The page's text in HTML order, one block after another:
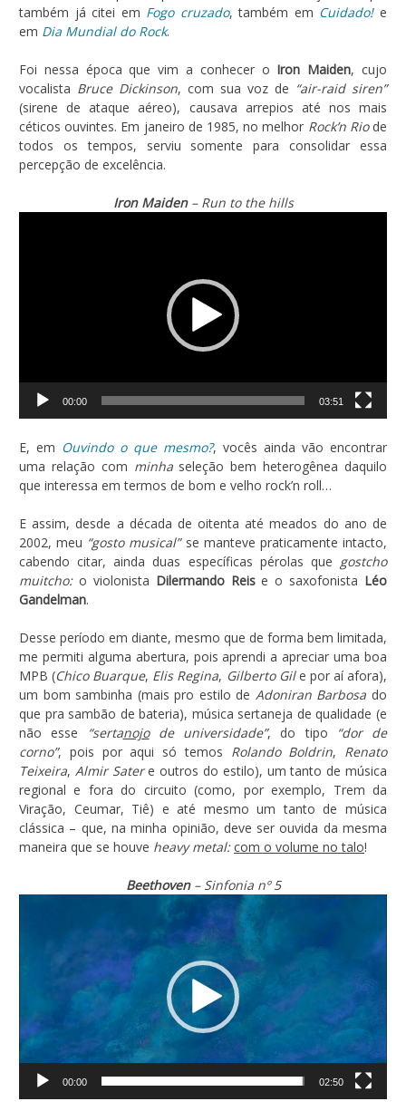
também já citei em Fogo cruzado, também em Cuidado!e
em Dia Mundial do Rock.
Foi nessa época que vim a conhecer o Iron Maiden, cujo
vocalista Bruce Dickinson, com sua voz de “air-raid siren”
(sirene de ataque aéreo), causava arrepios até nos mais
céticos ouvintes. Em janeiro de 1985, no melhor Rock’n Riode
todos os tempos, serviu somente para consolidar essa
percepção de excelência.
Iron Maiden– Run to the hills
00:00 03:51
E, em Ouvindo o que mesmo?, vocês ainda vão encontrar
uma relação com minhaseleção bem heterogênea daquilo
que interessa em termos de bom e velho rock’n roll…
E assim, desde a década de oitenta até meados do ano de
2002, meu “gosto musical”se manteve praticamente intacto,
cabendo citar, ainda duas específicas pérolas que gostcho
muitcho:o violonista Dilermando Reise o saxofonista Léo
Gandelman.
Desse período em diante, mesmo que de forma bem limitada,
me permiti alguma abertura, pois aprendi a apreciar uma boa
MPB (Chico Buarque, Elis Regina, Gilberto Gile por aí afora),
um bom sambinha (mais pro estilo de Adoniran Barbosa do
que pra sambão de bateria), música sertaneja de qualidade (e
não esse
“sertanojode universidade”, do tipo
“dor de
corno”, pois por aqui só temos Rolando Boldrin, Renato
Teixeira, Almir Satere outros do estilo), um tanto de música
regional e fora do circuito (como, por exemplo, Trem da
Viração, Ceumar, Tiê) e até mesmo um tanto de música
clássica – que, na minha opinião, deve ser ouvida da mesma
maneira que se houve heavy metal: com o volume no talo!
Beethoven– Sinfonia nº 5
Tocador
de
vídeo
00:00 02:50